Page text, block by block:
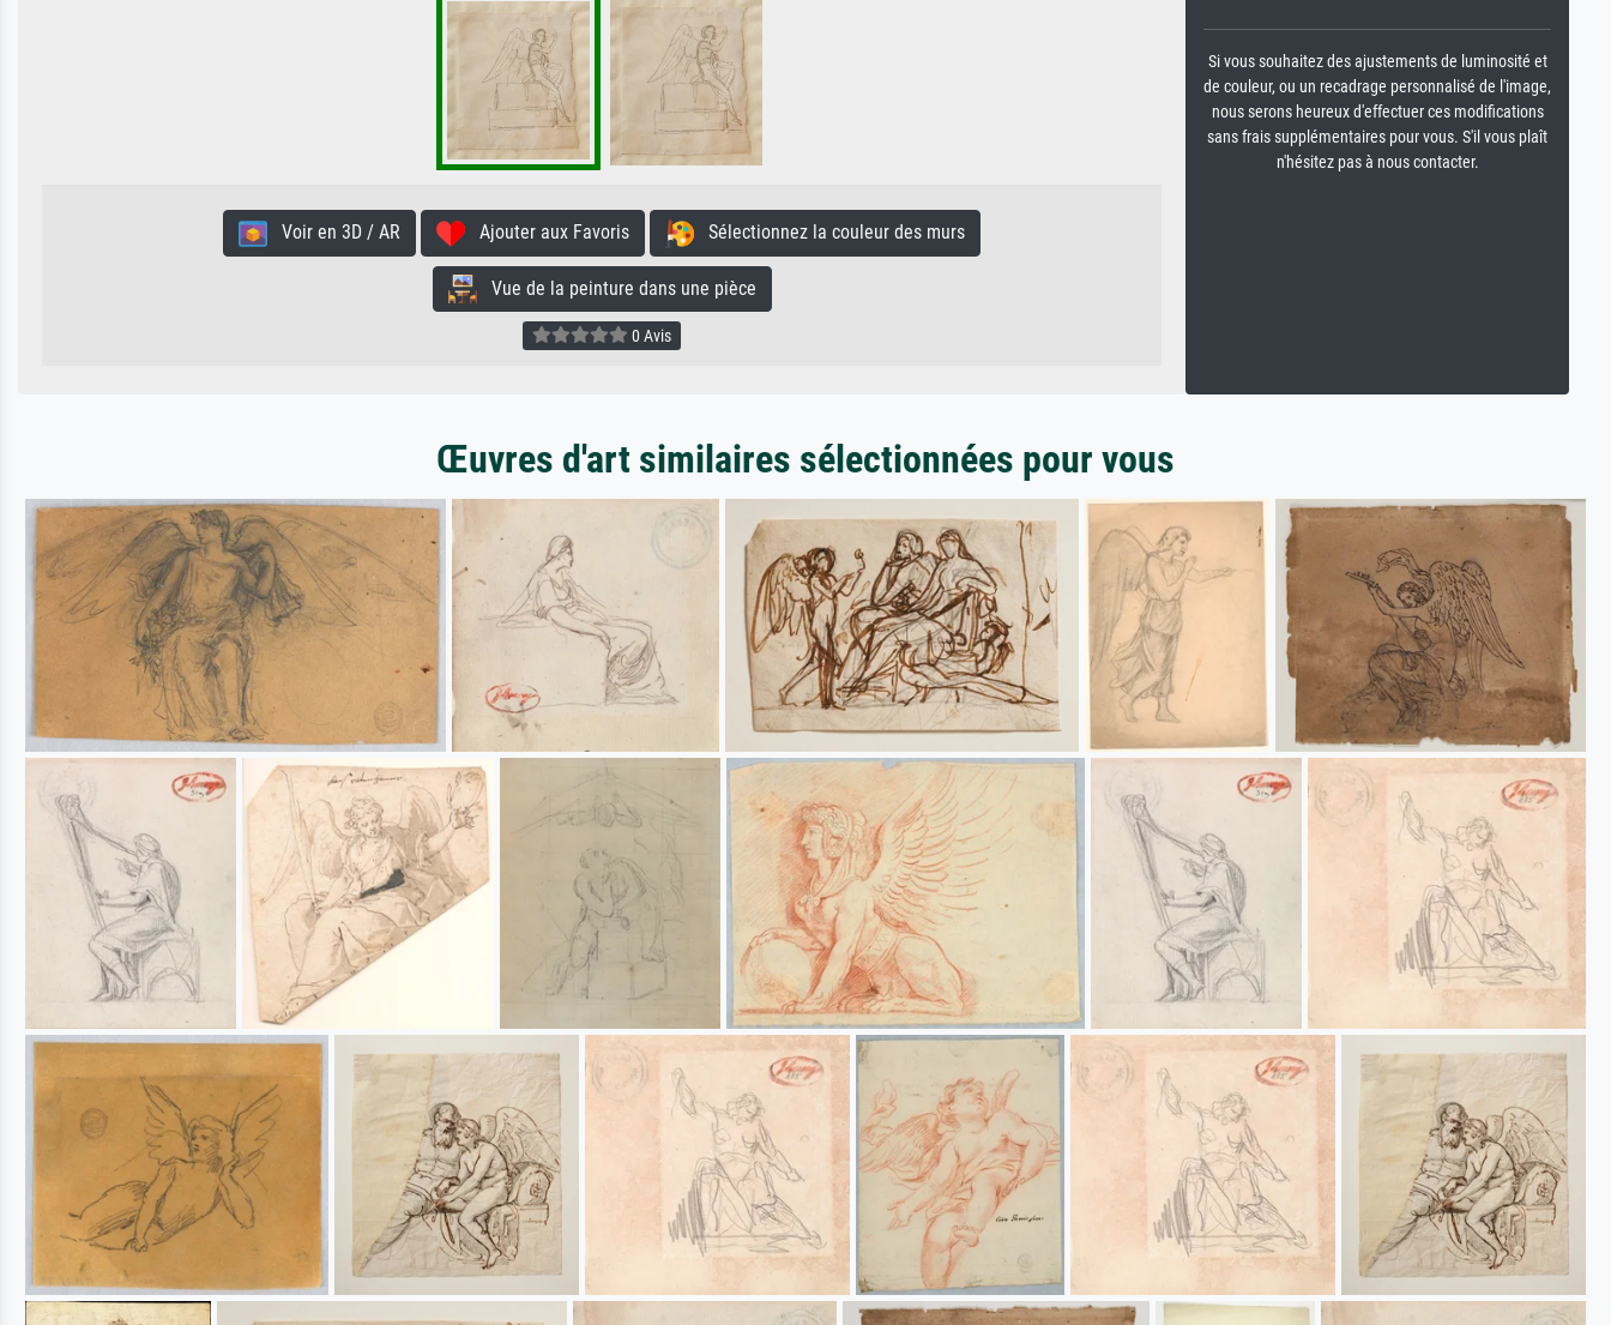
Voir en 3D / AR Ajouter aux Favoris Sélectionnez la couleur des murs
Vue de la peinture dans une pièce
0 Avis
Si vous souhaitez des ajustements de luminosité et
de couleur, ou un recadrage personnalisé de l'image,
nous serons heureux d'effectuer ces modifications
sans frais supplémentaires pour vous. S'il vous plaît
n'hésitez pas à nous contacter.
Œuvres d'art similaires sélectionnées pour vous